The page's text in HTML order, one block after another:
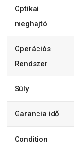
Optikai
meghajtó
Operációs
Rendszer
Súly
Garancia idő
Condition